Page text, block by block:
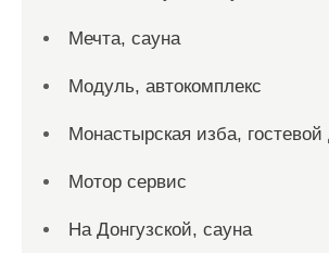
Мечта, сауна
Модуль, автокомплекс
Монастырская изба,
Мотор сервис
На Донгузской, сауна